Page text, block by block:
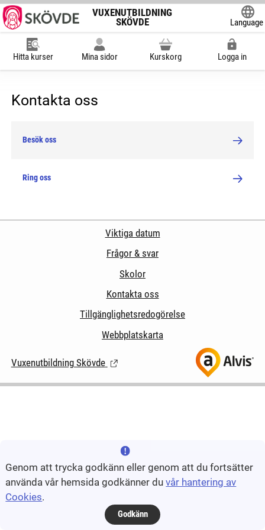
VUXENUTBILDNING
SKÖVDE
Language
Hitta kurser Mina sidor Kurskorg Logga in
Kontakta oss
Besök oss
Ring oss
Viktiga datum
Frågor & svar
Skolor
Kontakta oss
Tillgänglighetsredogörelse
Webbplatskarta
Vuxenutbildning Skövde (Länk till extern sida.)
Genom att trycka godkänn eller genom att du fortsätter
använda vår hemsida godkänner duvår hantering av
Cookies.
Godkänn